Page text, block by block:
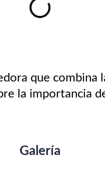
que combina
la importancia
Galería